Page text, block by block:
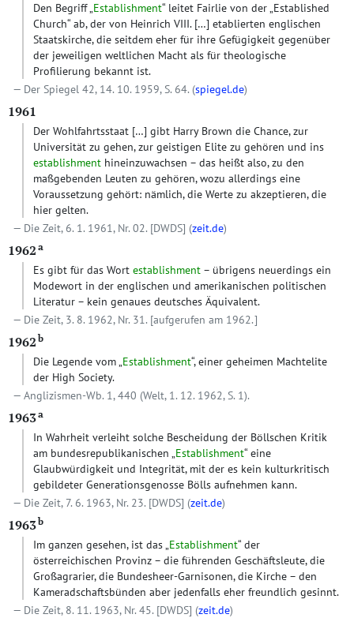
Den Begriff „Establishment“ leitet Fairlie von der „Established
Church“ ab, der von Heinrich VIII. […] etablierten englischen
Staatskirche, die seitdem eher für ihre Gefügigkeit gegenüber
der jeweiligen weltlichen Macht als für theologische
Profilierung bekannt ist.
Der Spiegel 42, 14. 10. 1959, S. 64. (spiegel.de)
1961
Der Wohlfahrtsstaat […] gibt Harry Brown die Chance, zur
Universität zu gehen, zur geistigen Elite zu gehören und ins
establishment hineinzuwachsen – das heißt also, zu den
maßgebenden Leuten zu gehören, wozu allerdings eine
Voraussetzung gehört: nämlich, die Werte zu akzeptieren, die
hier gelten.
Die Zeit, 6. 1. 1961, Nr. 02. [DWDS] (zeit.de)
1962 a
Es gibt für das Wort establishment – übrigens neuerdings ein
Modewort in der englischen und amerikanischen politischen
Literatur – kein genaues deutsches Äquivalent.
Die Zeit, 3. 8. 1962, Nr. 31. [aufgerufen am 1962. ]
1962 b
Die Legende vom „Establishment“, einer geheimen Machtelite
der High Society.
Anglizismen-Wb. 1, 440 (Welt, 1. 12. 1962, S. 1).
1963a
In Wahrheit verleiht solche Bescheidung der Böllschen Kritik
am bundesrepublikanischen „Establishment“ eine
Glaubwürdigkeit und Integrität, mit der es kein kulturkritisch
gebildeter Generationsgenosse Bölls aufnehmen kann.
Die Zeit, 7. 6. 1963, Nr. 23. [DWDS] (zeit.de)
1963b
Im ganzen gesehen, ist das „Establishment“ der
österreichischen Provinz – die führenden Geschäftsleute, die
Großagrarier, die Bundesheer-Garnisonen, die Kirche – den
Kameradschaftsbünden aber jedenfalls eher freundlich gesinnt.
Die Zeit, 8. 11. 1963, Nr. 45. [DWDS] (zeit.de)